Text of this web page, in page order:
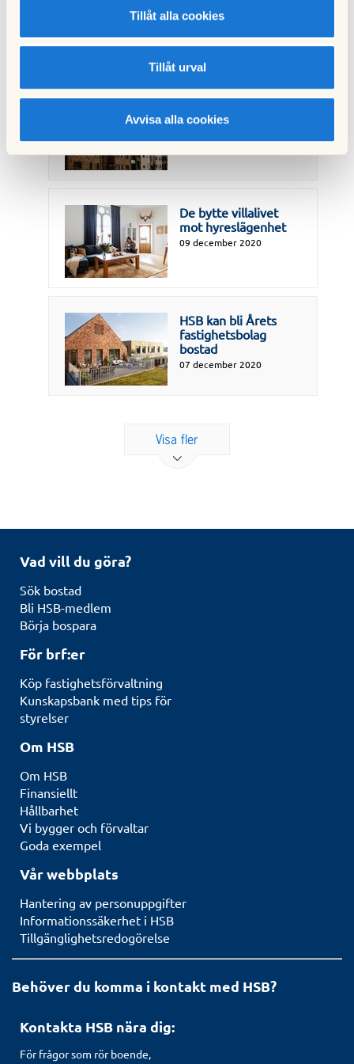
Tillåt alla cookies
Tillåt urval
Avvisa alla cookies
boende i siffror
bostadsrättsregister
De bytte villalivet
mot hyreslägenhet
09 december 2020
HSB kan bli Årets
fastighetsbolag
bostad
07 december 2020
Visa fler
Vad vill du göra?
Sök bostad
Bli HSB-medlem
Börja bospara
För brf:er
Köp fastighetsförvaltning
Kunskapsbank med tips för
styrelser
Om HSB
Om HSB
Finansiellt
Hållbarhet
Vi bygger och förvaltar
Goda exempel
Vår webbplats
Hantering av personuppgifter
Informationssäkerhet i HSB
Tillgänglighetsredogörelse
Behöver du komma i kontakt med HSB?
Kontakta HSB nära dig:
För frågor som rör boende,